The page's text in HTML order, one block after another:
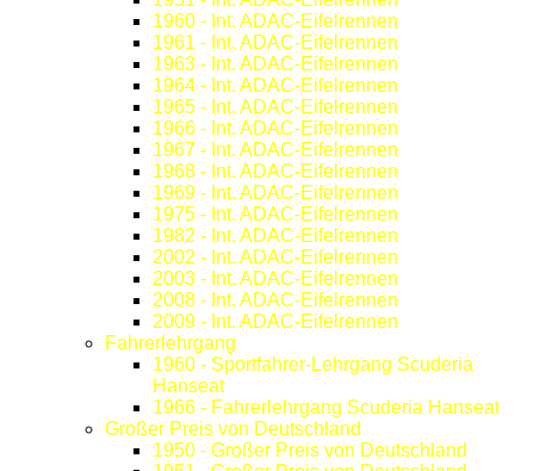
1960 - Int. ADAC-Eifelrennen
1961 - Int. ADAC-Eifelrennen
1963 - Int. ADAC-Eifelrennen
1964 - Int. ADAC-Eifelrennen
1965 - Int. ADAC-Eifelrennen
1966 - Int. ADAC-Eifelrennen
1967 - Int. ADAC-Eifelrennen
1968 - Int. ADAC-Eifelrennen
1969 - Int. ADAC-Eifelrennen
1975 - Int. ADAC-Eifelrennen
1982 - Int. ADAC-Eifelrennen
2002 - Int. ADAC-Eifelrennen
2003 - Int. ADAC-Eifelrennen
2008 - Int. ADAC-Eifelrennen
2009 - Int. ADAC-Eifelrennen
Fahrerlehrgang
1960 - Sportfahrer-Lehrgang Scuderia
Hanseat
1966 - Fahrerlehrgang Scuderia Hanseat
Großer Preis von Deutschland
1950 - Großer Preis von Deutschland